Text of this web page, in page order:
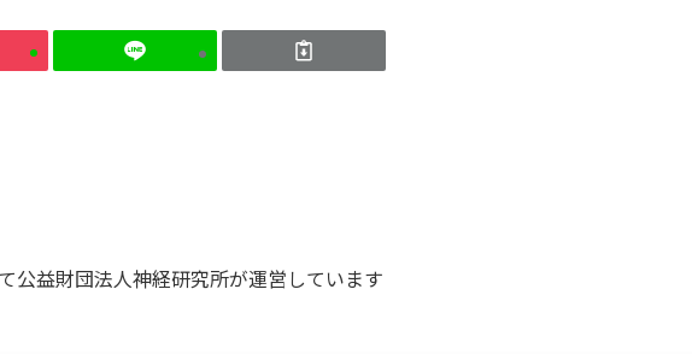
公益財団法人神経研究所が運営しています